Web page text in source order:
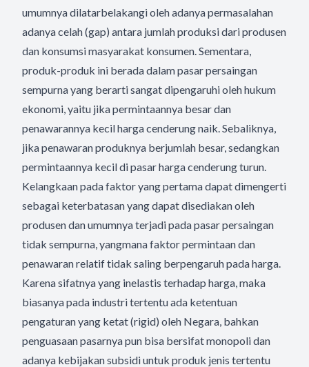
umumnya dilatarbelakangi oleh adanya permasalahan
adanya celah (gap) antara jumlah produksi dari produsen
dan konsumsi masyarakat konsumen. Sementara,
produk-produk ini berada dalam pasar persaingan
sempurna yang berarti sangat dipengaruhi oleh hukum
ekonomi, yaitu jika permintaannya besar dan
penawarannya kecil harga cenderung naik. Sebaliknya,
jika penawaran produknya berjumlah besar, sedangkan
permintaannya kecil di pasar harga cenderung turun.
Kelangkaan pada faktor yang pertama dapat dimengerti
sebagai keterbatasan yang dapat disediakan oleh
produsen dan umumnya terjadi pada pasar persaingan
tidak sempurna, yangmana faktor permintaan dan
penawaran relatif tidak saling berpengaruh pada harga.
Karena sifatnya yang inelastis terhadap harga, maka
biasanya pada industri tertentu ada ketentuan
pengaturan yang ketat (rigid) oleh Negara, bahkan
penguasaan pasarnya pun bisa bersifat monopoli dan
adanya kebijakan subsidi untuk produk jenis tertentu